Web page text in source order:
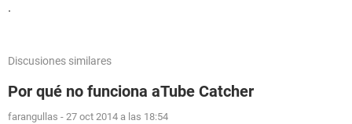
.
Discusiones similares
Por qué no funciona aTube Catcher
farangullas - 27 oct 2014 a las 18:54